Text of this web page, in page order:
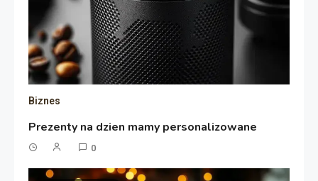
Biznes
Prezenty na dzien mamy personalizowane
0